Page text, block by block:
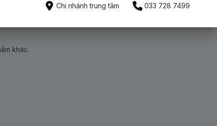
khác.
Chi nhánh trung tâm 033 728 7499